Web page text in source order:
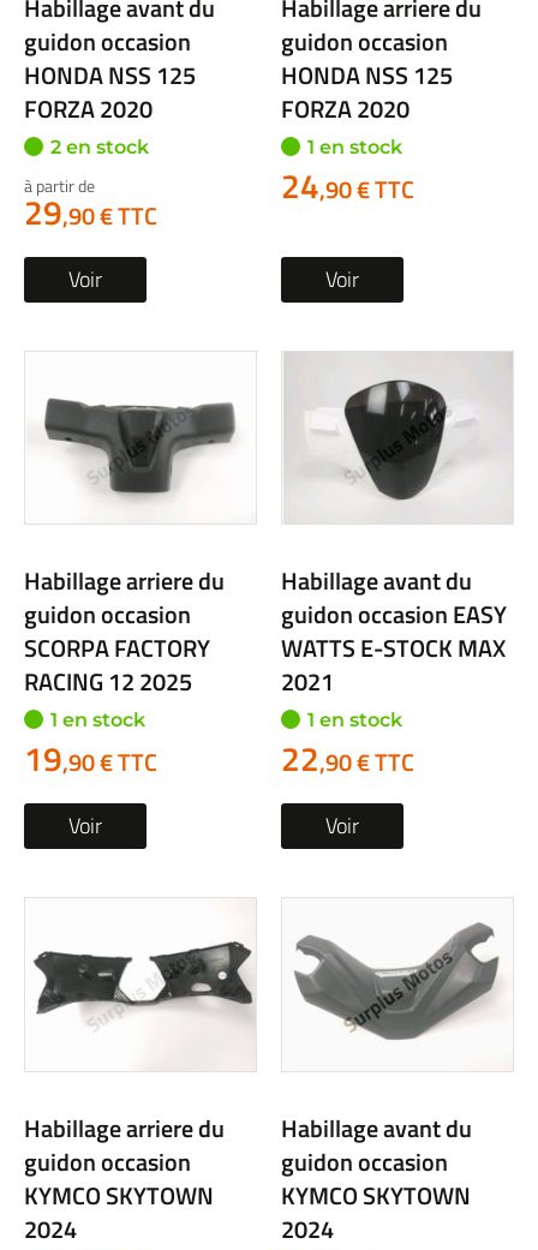
Habillage avant du
guidon occasion
HONDA NSS 125
FORZA 2020
2 en stock
à partir de
29,90 € TTC
Voir
Habillage arriere du
guidon occasion
HONDA NSS 125
FORZA 2020
1 en stock
24,90 € TTC
Voir
Habillage arriere du
guidon occasion
SCORPA FACTORY
RACING 12 2025
1 en stock
19,90 € TTC
Voir
Habillage avant du
guidon occasion EASY
WATTS E-STOCK MAX
2021
1 en stock
22,90 € TTC
Voir
Habillage arriere du
guidon occasion
KYMCO SKYTOWN
2024
Habillage avant du
guidon occasion
KYMCO SKYTOWN
2024